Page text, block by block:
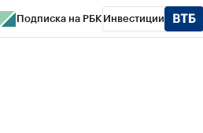
Подписка на РБК Инвестиции